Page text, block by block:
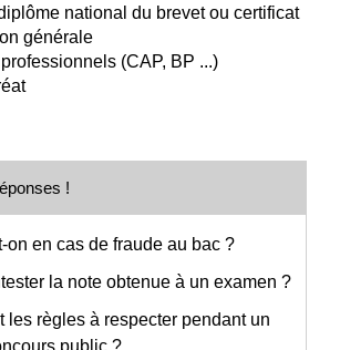
national du brevet ou certificat
générale
(CAP, BP ...)
!
on en cas de fraude au bac ?
la note obtenue à un examen ?
les règles à respecter pendant un
public ?